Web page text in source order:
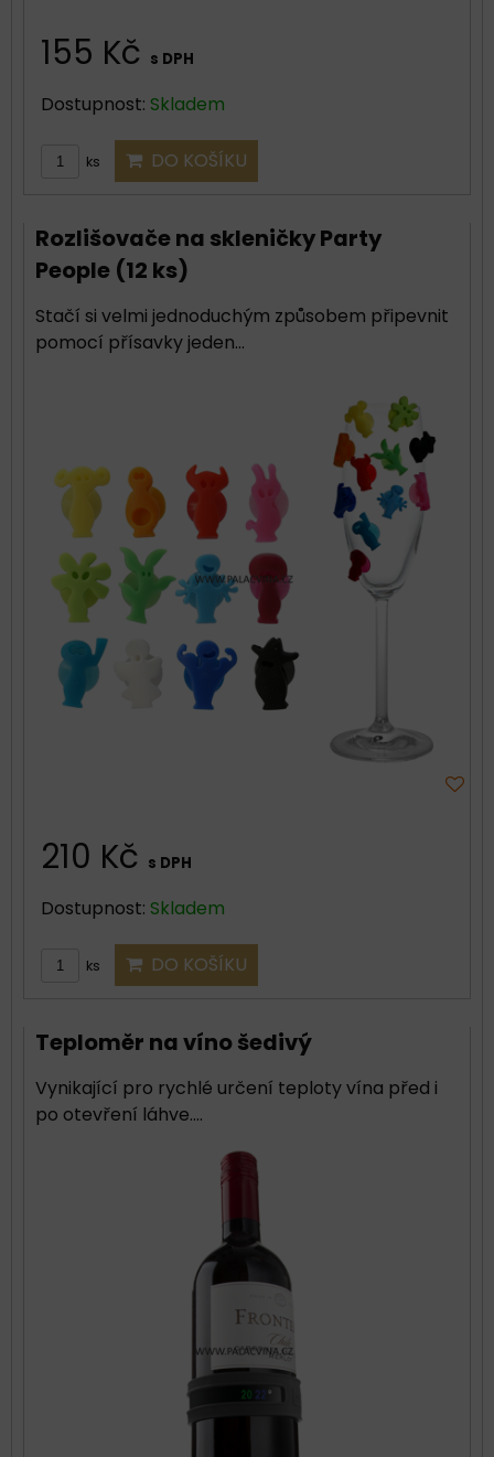
155 Kč s DPH
Dostupnost: Skladem
ks DO KOŠÍKU
Rozlišovače na skleničky Party
People (12 ks)
Stačí si velmi jednoduchým způsobem připevnit
pomocí přísavky jeden...
210 Kč s DPH
Dostupnost: Skladem
ks DO KOŠÍKU
Teploměr na víno šedivý
Vynikající pro rychlé určení teploty vína před i
po otevření láhve....